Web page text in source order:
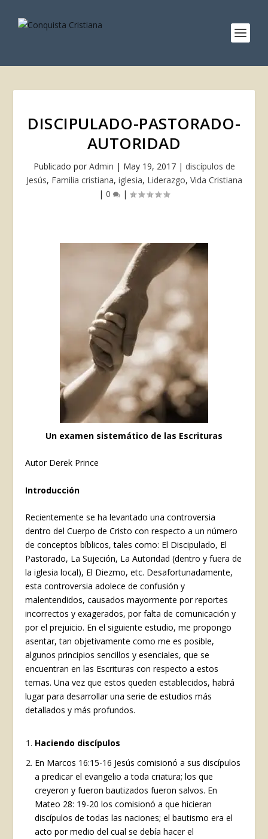
DISCIPULADO-PASTORADO-
AUTORIDAD
Publicado por Admin | May 19, 2017| discípulos de
Jesús, Familia cristiana, iglesia, Liderazgo, Vida Cristiana
| 0 |
Un examen sistemático de las Escrituras
Autor Derek Prince
Introducción
Recientemente se ha levantado una controversia
dentro del Cuerpo de Cristo con respecto a un número
de conceptos bíblicos, tales como: El Discipulado, El
Pastorado, La Sujeción, La Autoridad (dentro y fuera de
la iglesia local), El Diezmo, etc. Desafortunadamente,
esta controversia adolece de confusión y
malentendidos, causados mayormente por reportes
incorrectos y exagerados, por falta de comunicación y
por el prejuicio. En el siguiente estudio, me propongo
asentar, tan objetivamente como me es posible,
algunos principios sencillos y esenciales, que se
encuentran en las Escrituras con respecto a estos
temas. Una vez que estos queden establecidos, habrá
lugar para desarrollar una serie de estudios más
detallados y más profundos.
Haciendo discípulos
En Marcos 16:15-16 Jesús comisionó a sus discípulos
a predicar el evangelio a toda criatura; los que
creyeron y fueron bautizados fueron salvos. En
Mateo 28: 19-20 los comisionó a que hicieran
discípulos de todas las naciones; el bautismo era el
acto por medio del cual se debía hacer el